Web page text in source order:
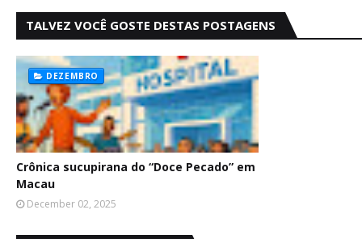
TALVEZ VOCÊ GOSTE DESTAS POSTAGENS
DEZEMBRO
Crônica sucupirana do “Doce Pecado” em
Macau
December 02, 2025